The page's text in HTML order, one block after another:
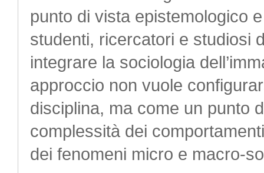
punto di vista epistemologico
studenti, ricercatori e studiosi
integrare la sociologia
approccio non vuole
disciplina, ma come un punto
complessità dei
dei fenomeni micro e macro-